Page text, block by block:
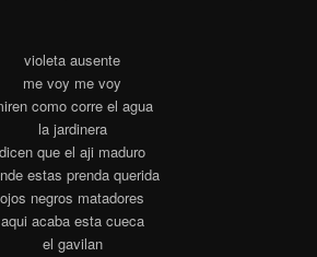
violeta ausente
me voy me voy
como corre el agua
la jardinera
dicen que el aji maduro
estas prenda querida
ojos negros matadores
aqui acaba esta cueca
el gavilan